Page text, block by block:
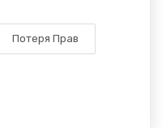
Потеря Прав